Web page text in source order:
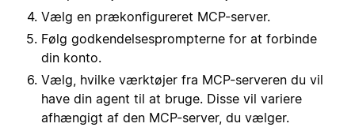
Vælg en prækonfigureret MCP-server.
Følg godkendelsesprompterne for at forbinde
din konto.
Vælg, hvilke værktøjer fra MCP-serveren du vil
have din agent til at bruge. Disse vil variere
afhængigt af den MCP-server, du vælger.